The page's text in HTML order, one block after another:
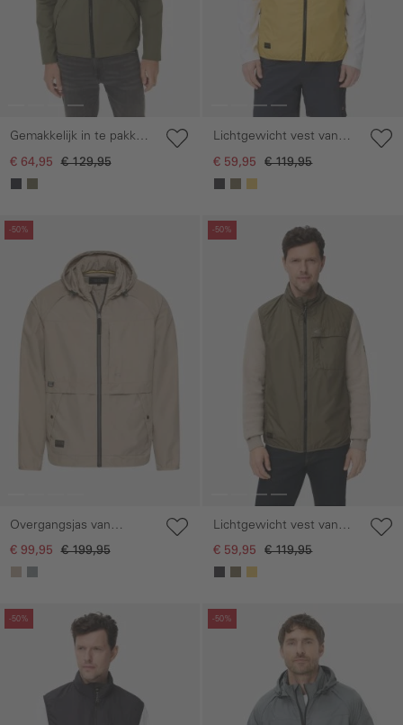
Gemakkelijk in te pakken
jas met capuchon
€ 64,95 € 129,95
Lichtgewicht vest van
waterafstotend materiaal
€ 59,95 € 119,95
-50%
overslaan
Overgangsjas van
bijzonder licht materiaal
€ 99,95 € 199,95
-50%
Galerie overslaan
Lichtgewicht vest van
waterafstotend materiaal
€ 59,95 € 119,95
-50%
overslaan
-50%
Galerie overslaan